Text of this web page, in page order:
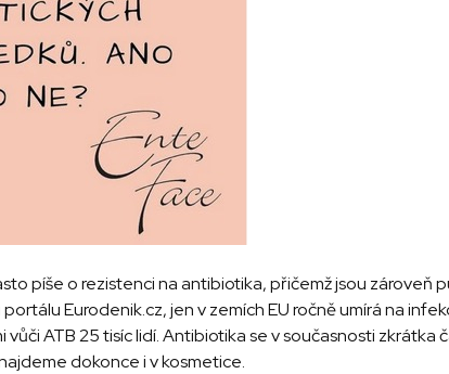
píše o rezistenci na antibiotika, přičemž jsou zároveň
Eurodenik.cz, jen v zemích EU ročně umírá na
ATB 25 tisíc lidí. Antibiotika se v současnosti zkrátka
dokonce i v kosmetice.